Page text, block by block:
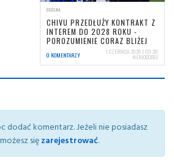
OGÓLNA
CHIVU PRZEDŁUŻY KONTRAKT Z
INTEREM DO 2028 ROKU -
POROZUMIENIE CORAZ BLIŻEJ
0 KOMENTARZY 1 CZERWCA 2026 | 09:20
NERIOCORSI
dodać komentarz. Jeżeli nie posiadasz
sięzarejestrować.